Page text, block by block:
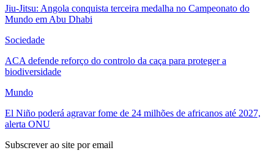
Jiu-Jitsu: Angola conquista terceira medalha no Campeonato do
Mundo em Abu Dhabi
Sociedade
ACA defende reforço do controlo da caça para proteger a
biodiversidade
Mundo
El Niño poderá agravar fome de 24 milhões de africanos até 2027,
alerta ONU
Subscrever ao site por email